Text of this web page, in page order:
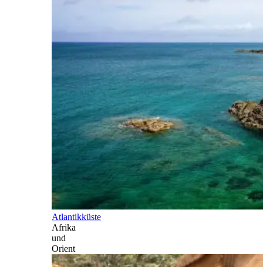
Atlantikküste
Afrika
und
Orient